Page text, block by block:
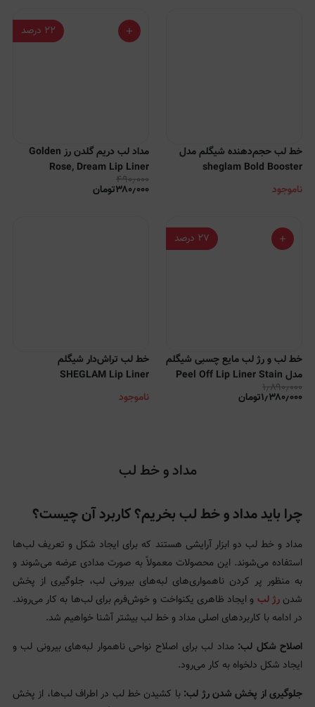
خط لب حجم‌دهنده شیگلم مدل
sheglam Bold Booster
ناموجود
۲۲ درصد
مداد لب دریم گلدن رز Golden
Rose, Dream Lip Liner
۴۹۰٫۰۰۰
۳۸۰٫۰۰۰تومان
۲۷ درصد
خط لب و رژ لب مایع چسبی شیگلم
مدل Peel Off Lip Liner Stain
۱٫۸۹۰٫۰۰۰
۱٫۳۸۰٫۰۰۰تومان
خط لب تراش‌دار شیگلم
SHEGLAM Lip Liner
ناموجود
مداد و خط لب
چرا باید مداد و خط لب بخریم؟ کاربرد آن چیست؟
مداد و خط لب دو ابزار آرایشی هستند که برای ایجاد شکل و تعریف لب‌ها
استفاده می‌شوند. این محصولات معمولاً به صورت مدادی عرضه می‌شوند و
به منظور پر کردن ناهمواری‌های لبه‌های بیرونی لب، جلوگیری از پخش
شدنرژ لب و ایجاد ظاهری یکنواخت و خوش‌فرم برای لب‌ها به کار می‌روند.
در ادامه با کاربردهای اصلی مداد و خط لب بیشتر آشنا خواهیم شد.
اصلاح شکل لب:مداد لب برای اصلاح نواحی ناهموار لبه‌های بیرونی لب و
ایجاد شکل دلخواه به کار می‌رود.
جلوگیری از پخش شدن رژ لب: با کشیدن خط لب در اطراف لب‌ها، از پخش